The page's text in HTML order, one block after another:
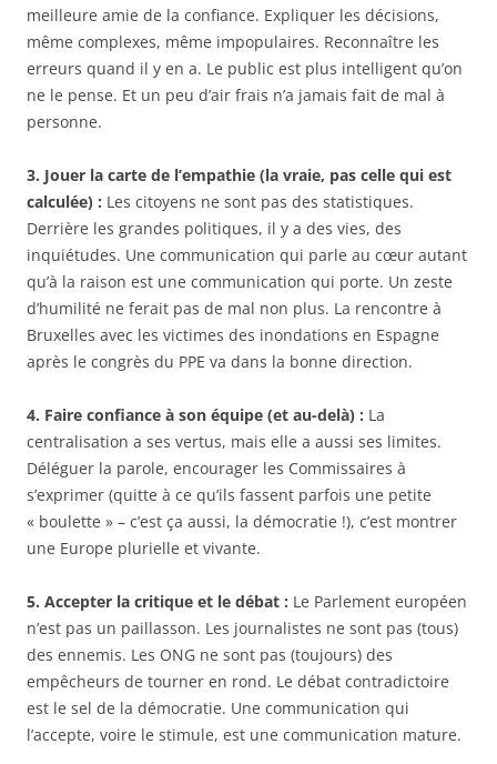
meilleure amie de la confiance. Expliquer les décisions,
même complexes, même impopulaires. Reconnaître les
erreurs quand il y en a. Le public est plus intelligent qu’on
ne le pense. Et un peu d’air frais n’a jamais fait de mal à
personne.
3. Jouer la carte de l’empathie (la vraie, pas celle qui est
calculée) : Les citoyens ne sont pas des statistiques.
Derrière les grandes politiques, il y a des vies, des
inquiétudes. Une communication qui parle au cœur autant
qu’à la raison est une communication qui porte. Un zeste
d’humilité ne ferait pas de mal non plus. La rencontre à
Bruxelles avec les victimes des inondations en Espagne
après le congrès du PPE va dans la bonne direction.
4. Faire confiance à son équipe (et au-delà) : La
centralisation a ses vertus, mais elle a aussi ses limites.
Déléguer la parole, encourager les Commissaires à
s’exprimer (quitte à ce qu’ils fassent parfois une petite
« boulette » – c’est ça aussi, la démocratie !), c’est montrer
une Europe plurielle et vivante.
5. Accepter la critique et le débat : Le Parlement européen
n’est pas un paillasson. Les journalistes ne sont pas (tous)
des ennemis. Les ONG ne sont pas (toujours) des
empêcheurs de tourner en rond. Le débat contradictoire
est le sel de la démocratie. Une communication qui
l’accepte, voire le stimule, est une communication mature.